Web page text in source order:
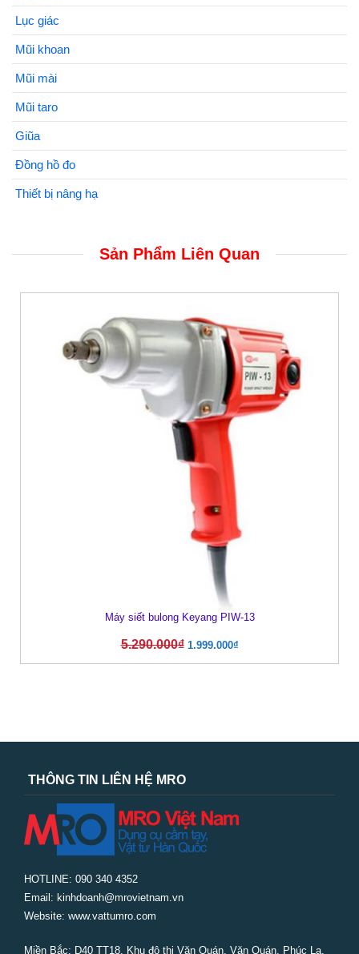
Lục giác
Mũi khoan
Mũi mài
Mũi taro
Giũa
Đồng hồ đo
Thiết bị nâng hạ
Sản Phẩm Liên Quan
Máy siết bulong Keyang PIW-13
5.290.000₫ 1.999.000₫
THÔNG TIN LIÊN HỆ MRO
HOTLINE: 090 340 4352
Email: kinhdoanh@mrovietnam.vn
Website: www.vattumro.com
Miền Bắc: D40 TT18, Khu đô thị Văn Quán, Văn Quán, Phúc La,